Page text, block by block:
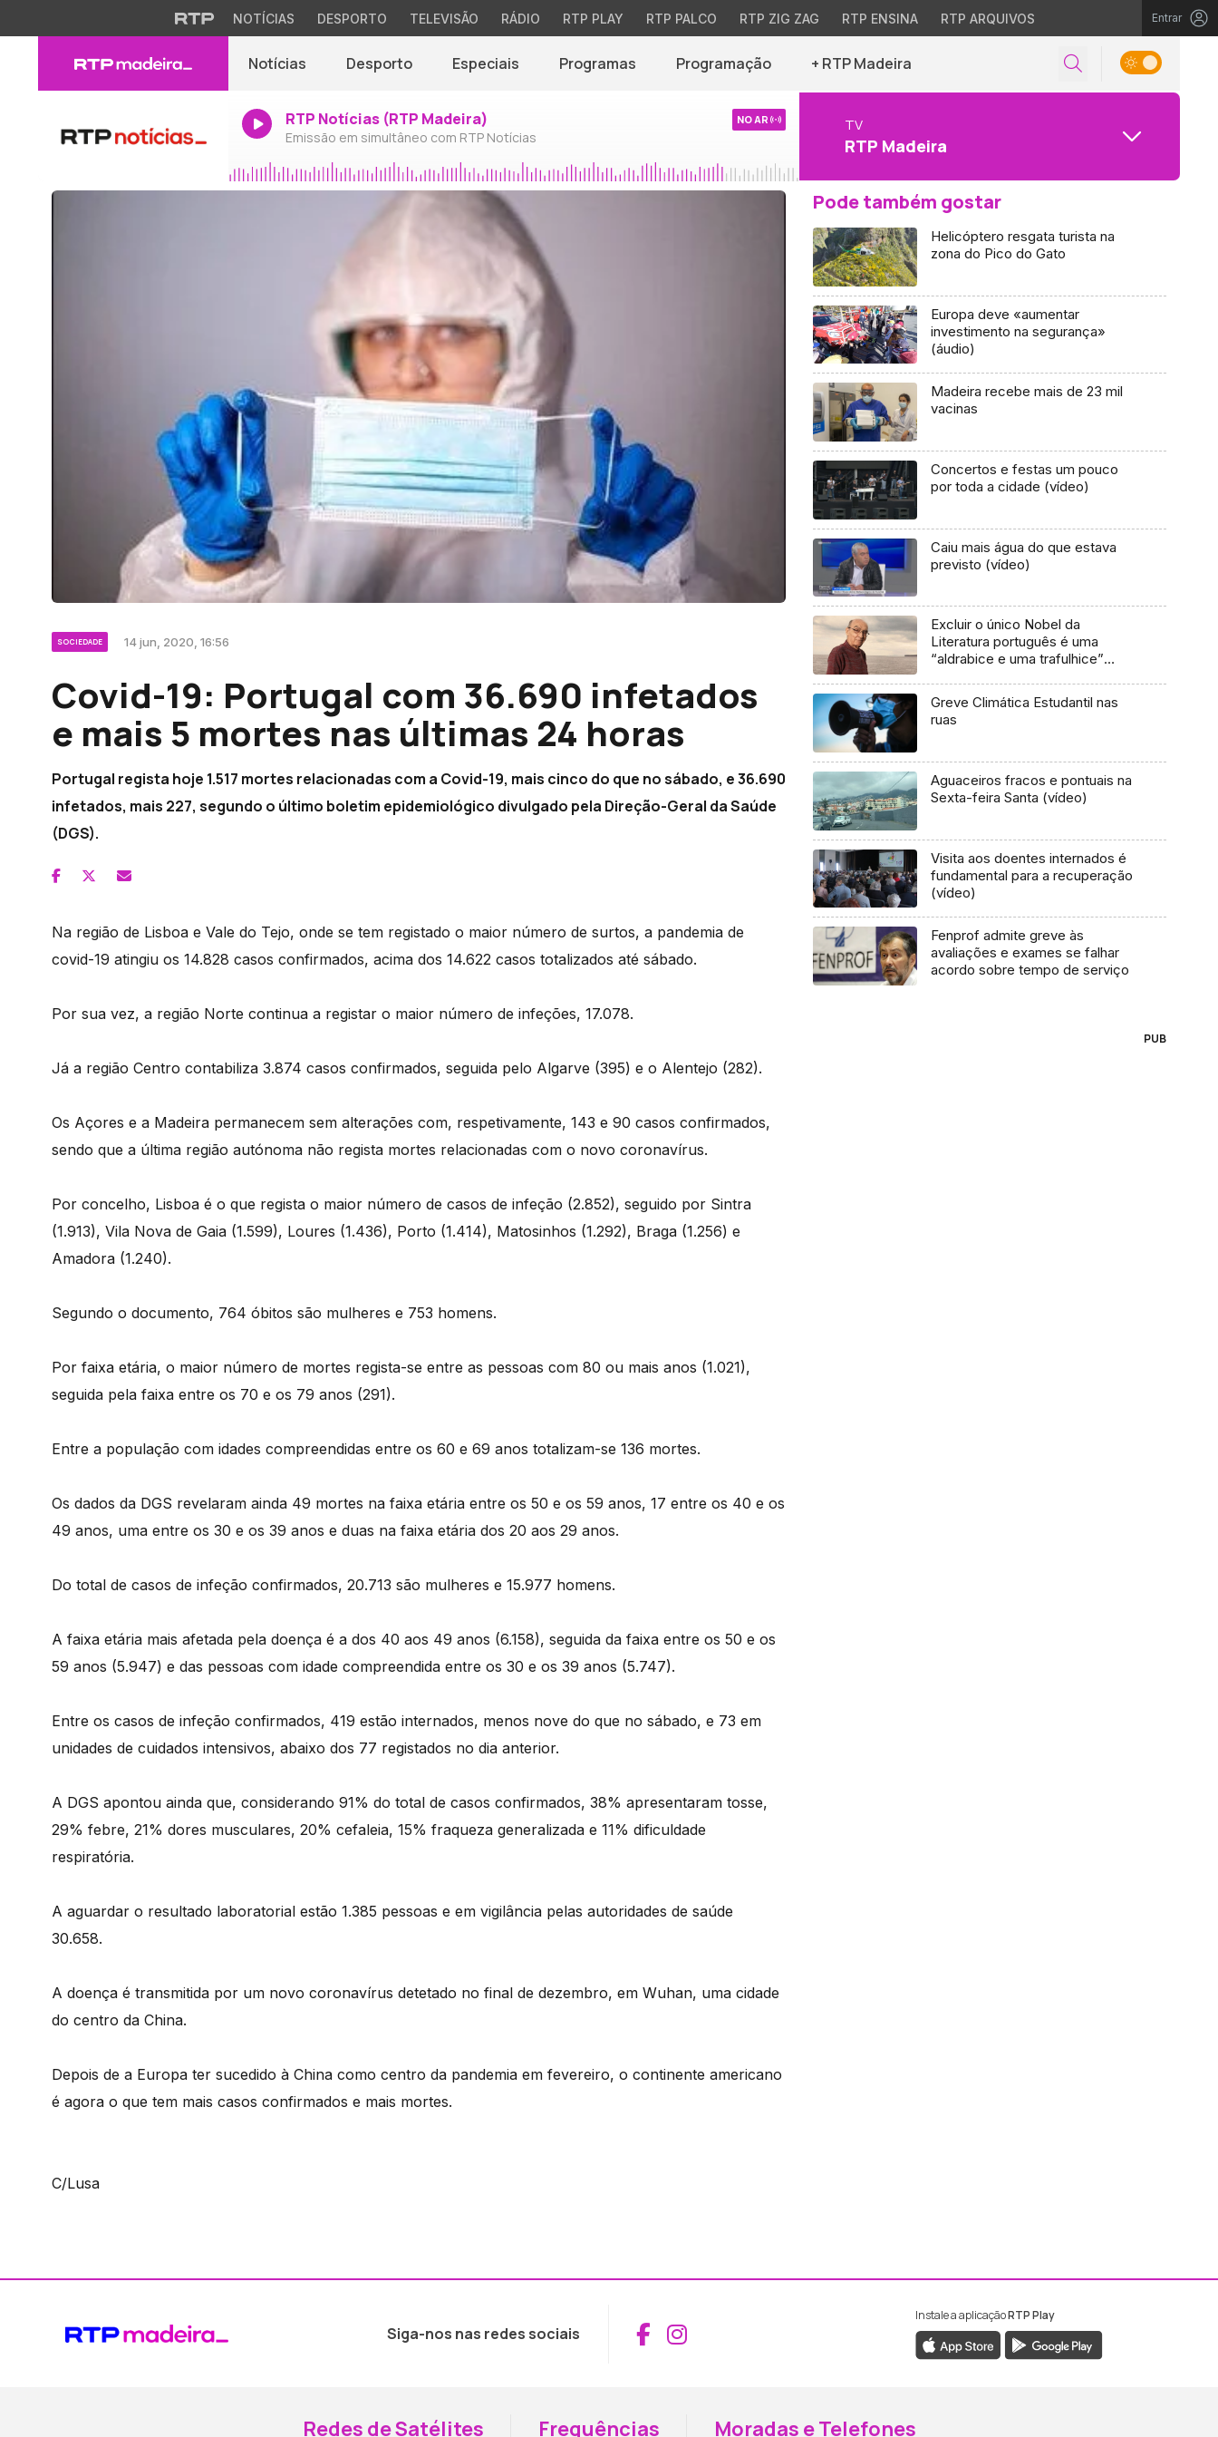
NOTÍCIAS DESPORTO TELEVISÃO RÁDIO RTP PLAY RTP PALCO RTP ZIG ZAG RTP ENSINA RTP ARQUIVOS Entrar
Notícias Desporto Especiais Programas Programação + RTP Madeira
RTP Notícias (RTP Madeira)
Emissão em simultâneo com RTP Notícias
NO AR TV
RTP Madeira
SOCIEDADE 14 jun, 2020, 16:56
Covid-19: Portugal com 36.690 infetados
e mais 5 mortes nas últimas 24 horas
Portugal regista hoje 1.517 mortes relacionadas com a Covid-19, mais cinco do que no sábado, e 36.690
infetados, mais 227, segundo o último boletim epidemiológico divulgado pela Direção-Geral da Saúde
(DGS).
Na região de Lisboa e Vale do Tejo, onde se tem registado o maior número de surtos, a pandemia de
covid-19 atingiu os 14.828 casos confirmados, acima dos 14.622 casos totalizados até sábado.
Por sua vez, a região Norte continua a registar o maior número de infeções, 17.078.
Já a região Centro contabiliza 3.874 casos confirmados, seguida pelo Algarve (395) e o Alentejo (282).
Os Açores e a Madeira permanecem sem alterações com, respetivamente, 143 e 90 casos confirmados,
sendo que a última região autónoma não regista mortes relacionadas com o novo coronavírus.
Por concelho, Lisboa é o que regista o maior número de casos de infeção (2.852), seguido por Sintra
(1.913), Vila Nova de Gaia (1.599), Loures (1.436), Porto (1.414), Matosinhos (1.292), Braga (1.256) e
Amadora (1.240).
Segundo o documento, 764 óbitos são mulheres e 753 homens.
Por faixa etária, o maior número de mortes regista-se entre as pessoas com 80 ou mais anos (1.021),
seguida pela faixa entre os 70 e os 79 anos (291).
Entre a população com idades compreendidas entre os 60 e 69 anos totalizam-se 136 mortes.
Os dados da DGS revelaram ainda 49 mortes na faixa etária entre os 50 e os 59 anos, 17 entre os 40 e os
49 anos, uma entre os 30 e os 39 anos e duas na faixa etária dos 20 aos 29 anos.
Do total de casos de infeção confirmados, 20.713 são mulheres e 15.977 homens.
A faixa etária mais afetada pela doença é a dos 40 aos 49 anos (6.158), seguida da faixa entre os 50 e os
59 anos (5.947) e das pessoas com idade compreendida entre os 30 e os 39 anos (5.747).
Entre os casos de infeção confirmados, 419 estão internados, menos nove do que no sábado, e 73 em
unidades de cuidados intensivos, abaixo dos 77 registados no dia anterior.
A DGS apontou ainda que, considerando 91% do total de casos confirmados, 38% apresentaram tosse,
29% febre, 21% dores musculares, 20% cefaleia, 15% fraqueza generalizada e 11% dificuldade
respiratória.
A aguardar o resultado laboratorial estão 1.385 pessoas e em vigilância pelas autoridades de saúde
30.658.
A doença é transmitida por um novo coronavírus detetado no final de dezembro, em Wuhan, uma cidade
do centro da China.
Depois de a Europa ter sucedido à China como centro da pandemia em fevereiro, o continente americano
é agora o que tem mais casos confirmados e mais mortes.
C/Lusa
Pode também gostar
Helicóptero resgata turista na
zona do Pico do Gato
Europa deve «aumentar
investimento na segurança»
(áudio)
Madeira recebe mais de 23 mil
vacinas
Concertos e festas um pouco
por toda a cidade (vídeo)
Caiu mais água do que estava
previsto (vídeo)
Excluir o único Nobel da
Literatura português é uma
“aldrabice e uma trafulhice”
Greve Climática Estudantil nas
ruas
Aguaceiros fracos e pontuais na
Sexta-feira Santa (vídeo)
Visita aos doentes internados é
fundamental para a recuperação
(vídeo)
Fenprof admite greve às
avaliações e exames se falhar
acordo sobre tempo de serviço
PUB
Siga-nos nas redes sociais Aceder ao Facebook da RTP Madeira
Aceder ao Instagram da RTP Madeira
Instale a aplicaçãoRTP Play
Redes de Satélites Frequências Moradas e Telefones